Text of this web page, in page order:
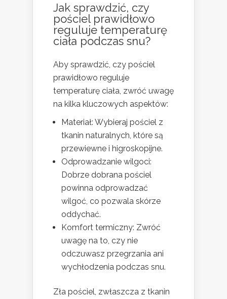
Jak sprawdzić, czy
pościel prawidłowo
reguluje temperaturę
ciała podczas snu?
Aby sprawdzić, czy pościel
prawidłowo reguluje
temperaturę ciała, zwróć uwagę
na kilka kluczowych aspektów:
Materiał: Wybieraj pościel z
tkanin naturalnych, które są
przewiewne i higroskopijne.
Odprowadzanie wilgoci:
Dobrze dobrana pościel
powinna odprowadzać
wilgoć, co pozwala skórze
oddychać.
Komfort termiczny: Zwróć
uwagę na to, czy nie
odczuwasz przegrzania ani
wychłodzenia podczas snu.
Zła pościel, zwłaszcza z tkanin